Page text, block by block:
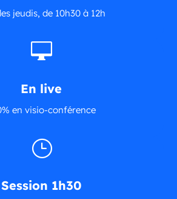
jeudis, de 10h30 à 12h

En live
en visio-conférence
}
Session 1h30